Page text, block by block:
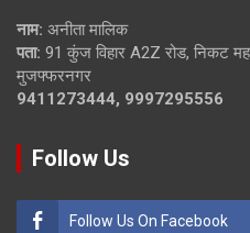
नाम: अनीता मालिक
पता: 91 कुंज विहार A2Z रोड, निकट
मुजफ्फरनगर
9411273444, 9997295556
Follow Us
Follow Us On Facebook